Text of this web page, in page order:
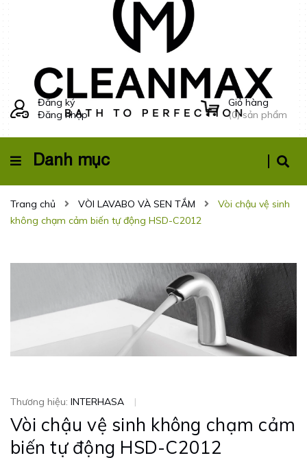
Đăng ký
Đăng nhập
Giỏ hàng
(0) sản phẩm
Danh mục
Trang chủ VÒI LAVABO VÀ SEN TẮM
Vòi chậu vệ sinh
không chạm cảm biến tự động HSD-C2012
Thương hiệu: INTERHASA |
Vòi chậu vệ sinh không chạm cảm
biến tự động HSD-C2012